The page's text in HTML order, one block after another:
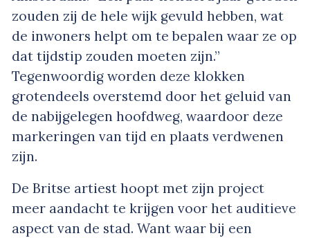
zouden zij de hele wijk gevuld hebben, wat
de inwoners helpt om te bepalen waar ze op
dat tijdstip zouden moeten zijn.”
Tegenwoordig worden deze klokken
grotendeels overstemd door het geluid van
de nabijgelegen hoofdweg, waardoor deze
markeringen van tijd en plaats verdwenen
zijn.
De Britse artiest hoopt met zijn project
meer aandacht te krijgen voor het auditieve
aspect van de stad. Want waar bij een